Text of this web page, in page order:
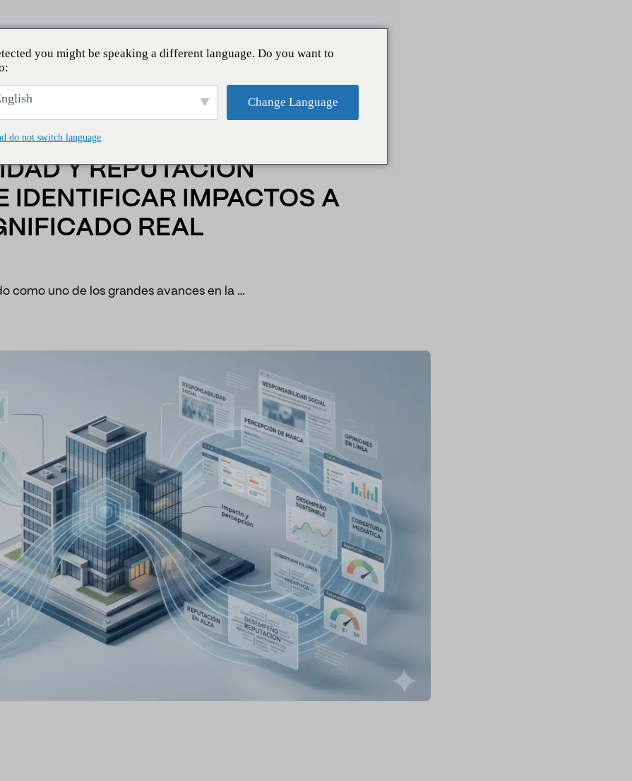
y reputación corporativa: de identificar impactos a entender su
Y REPUTACIÓN
IDENTIFICAR IMPACTOS A
REAL
como uno de los grandes avances en la …
you might be speaking a different language. Do you want to
Change Language
do not switch language